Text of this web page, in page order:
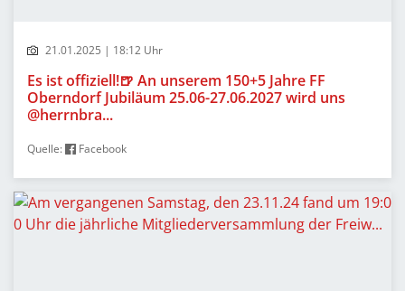
21.01.2025 | 18:12 Uhr
Es ist offiziell!🍺 An unserem 150+5 Jahre FF
Oberndorf Jubiläum 25.06-27.06.2027 wird uns
@herrnbra...
Quelle: Facebook